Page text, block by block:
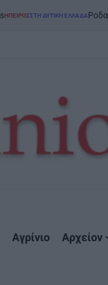
ΣΤΗ ΔΥΤΙΚΉ ΕΛΛΆΔΑΡοδαυγή
Αγρίνιο Αρχείον